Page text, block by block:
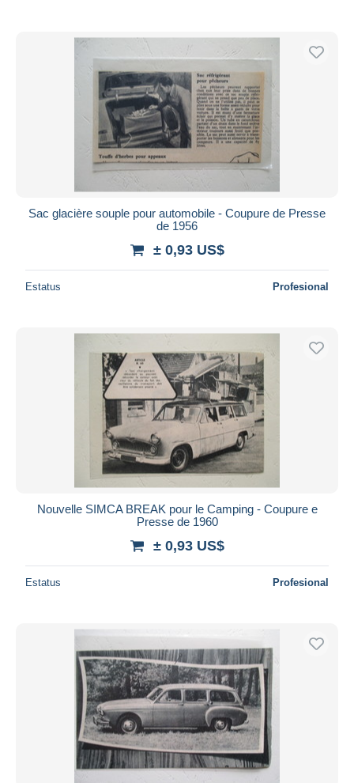
Sac glacière souple pour automobile - Coupure de Presse
de 1956
± 0,93 US$
Estatus Profesional
Nouvelle SIMCA BREAK pour le Camping - Coupure e
Presse de 1960
± 0,93 US$
Estatus Profesional